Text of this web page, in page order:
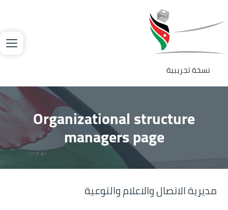
تجاوز إلى المحتوى الرئيسي
نسخة تجريبية
Organizational structure
managers page
مديرية الاتصال والاعلام والتوعية